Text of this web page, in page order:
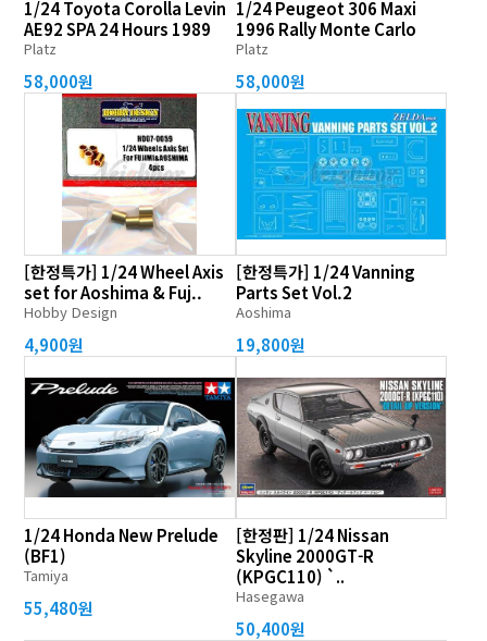
1/24 Toyota Corolla Levin
AE92 SPA 24 Hours 1989
Platz
58,000원
1/24 Peugeot 306 Maxi
1996 Rally Monte Carlo
Platz
58,000원
[한정특가] 1/24 Wheel Axis
set for Aoshima & Fuj..
Hobby Design
4,900원
[한정특가] 1/24 Vanning
Parts Set Vol.2
Aoshima
19,800원
1/24 Honda New Prelude
(BF1)
Tamiya
55,480원
[한정판] 1/24 Nissan
Skyline 2000GT-R
(KPGC110) `..
Hasegawa
50,400원